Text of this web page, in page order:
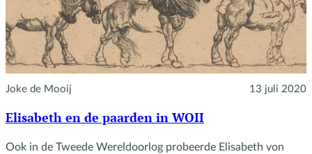
Joke de Mooij 13 juli 2020
Elisabeth en de paarden in WOII
Ook in de Tweede Wereldoorlog probeerde Elisabeth von